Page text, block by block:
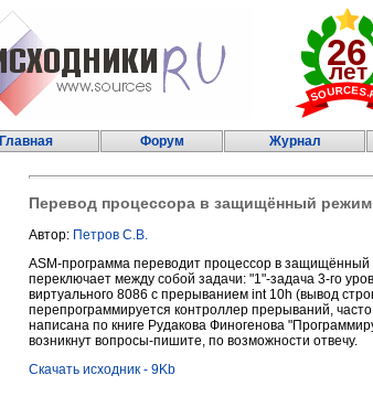
Главная Форум Журнал
Перевод процессора в защищённый режим
Автор: Петров С.В.
ASM-программа переводит процессор в
переключает между собой задачи: "1"-задача 3-го
виртуального 8086 с прерыванием int 10h (вывод
перепрограммируется контроллер прерываний,
написана по книге Рудакова Финогенова
возникнут вопросы-пишите, по возможности отвечу.
Скачать исходник - 9Kb